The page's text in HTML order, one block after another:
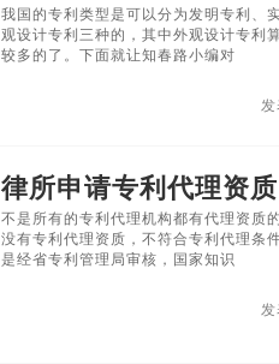
我国的专利类型是可以分为发明专利、
观设计专利三种的，其中外观设计专利
较多的了。下面就让知春路小编对
律所申请专利代理资
不是所有的专利代理机构都有代理资质
没有专利代理资质，不符合专利代理条
是经省专利管理局审核，国家知识